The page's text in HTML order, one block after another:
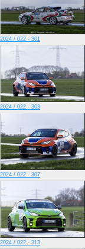
2024 / 022 - 301
2024 / 022 - 303
2024 / 022 - 307
2024 / 022 - 313